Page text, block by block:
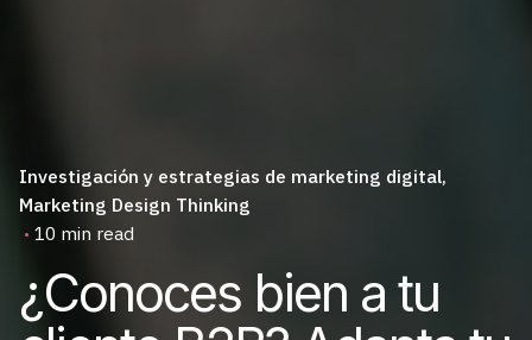
Investigación y estrategias de marketing digital
Marketing Design Thinking
10 min read
¿Conoces bien a tu